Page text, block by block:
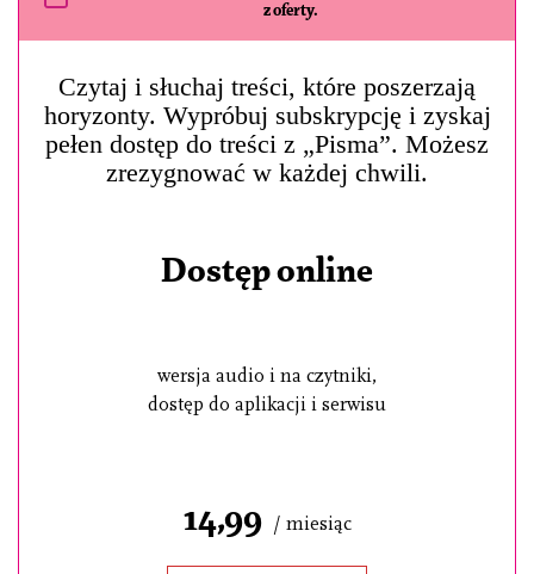
z oferty.
Czytaj i słuchaj treści, które poszerzają
horyzonty. Wypróbuj subskrypcję i zyskaj
pełen dostęp do treści z „Pisma”. Możesz
zrezygnować w każdej chwili.
Dostęp online
wersja audio i na czytniki,
dostęp do aplikacji i serwisu
14,99 / miesiąc